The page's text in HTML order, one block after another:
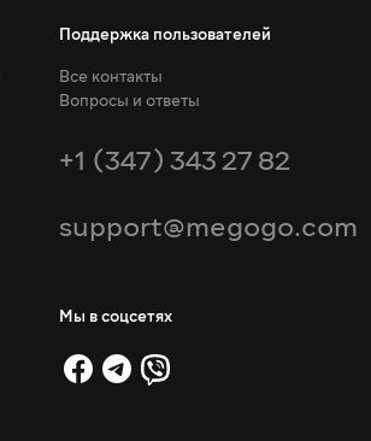
Поддержка пользователей
Все контакты
Вопросы и ответы
+1 (347) 343 27 82
support@megogo.com
Мы в соцсетях